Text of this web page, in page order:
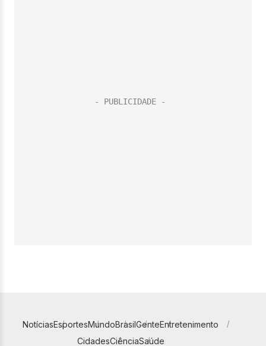
NotíciasEsportesMundoBrasilGenteEntretenimento
CidadesCiênciaSaúde